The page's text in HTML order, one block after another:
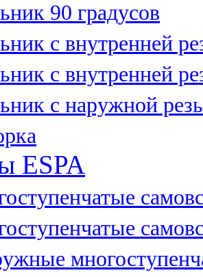
90 градусов
c внутренней
с внутренней
с наружной
ESPA